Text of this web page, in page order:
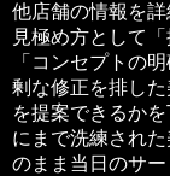
他店舗の情報を
見極め方として
「コンセプトの
剰な修正を排し
を提案できるか
にまで洗練され
のまま当日のサー